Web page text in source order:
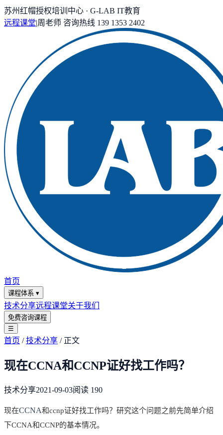
苏州红帽授权培训中心 · G-LAB IT教育
远程课堂|周老师 咨询热线 139 1353 2402
首页
课程体系 ▾
技术分享远程课堂关于我们
免费咨询课程
☰
首页 /技术分享 / 正文
现在CCNA和CCNP证好找工作吗？
技术分享2021-09-03阅读 190
现在CCNA和ccnp证好找工作吗？研究这个问题之前先简单介绍
下CCNA和CCNP的基本情况。